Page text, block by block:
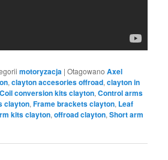
motoryzacja |Otagowano Axel
,clayton accesories offroad,clayton in
Coil conversion kits clayton,Control arms
clayton,Frame brackets clayton, Leaf
kits clayton,offroad clayton,Short arm